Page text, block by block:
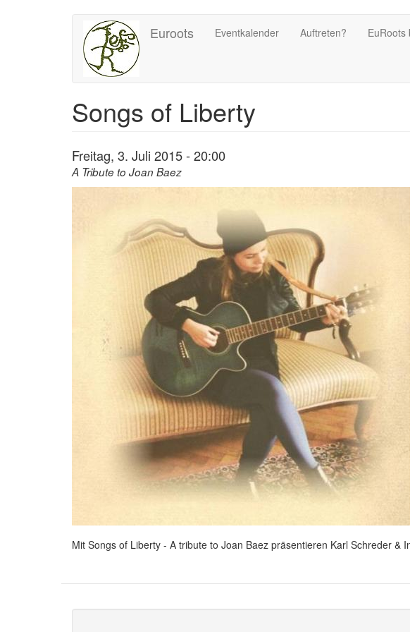
Euroots Eventkalender Auftreten? EuRoots
Songs of Liberty
Freitag, 3. Juli 2015 - 20:00
A Tribute to Joan Baez
Mit Songs of Liberty - A tribute to Joan Baez präsentieren Karl Schreder